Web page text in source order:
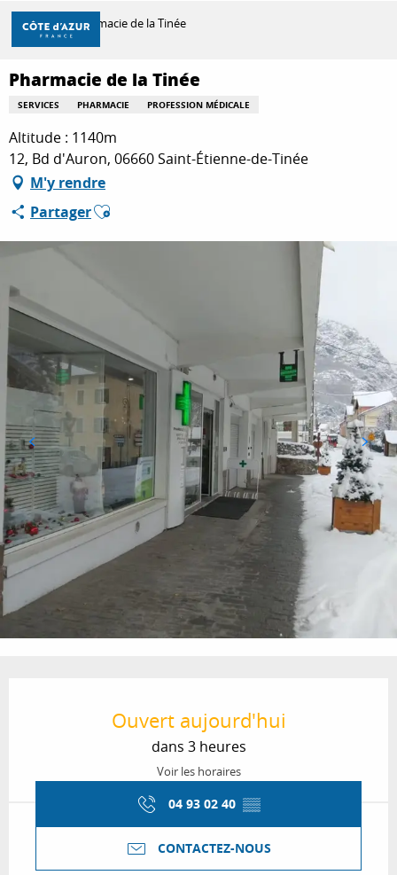
Aller
contenu
principal
DÉCOUVRIR
À FAIRE
SÉJOURNER
Accueil Pharmacie de la Tinée
Pharmacie de la Tinée
SERVICES PHARMACIE PROFESSION MÉDICALE
Altitude : 1140m
12, Bd d'Auron, 06660 Saint-Étienne-de-Tinée
M'y rendre
PartagerAjouter aux favoris
Ouvert aujourd'hui
dans 3 heures
Voir les horaires
04 93 02 40 ▒▒
CONTACTEZ-NOUS